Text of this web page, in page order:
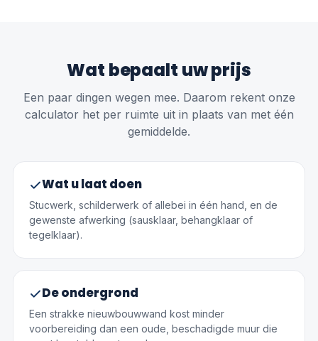
Wat bepaalt uw prijs
Een paar dingen wegen mee. Daarom rekent onze
calculator het per ruimte uit in plaats van met één
gemiddelde.
Wat u laat doen
Stucwerk, schilderwerk of allebei in één hand, en de
gewenste afwerking (sausklaar, behangklaar of
tegelklaar).
De ondergrond
Een strakke nieuwbouwwand kost minder
voorbereiding dan een oude, beschadigde muur die